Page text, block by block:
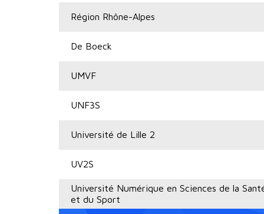
Région Rhône-Alpes
De Boeck
UMVF
UNF3S
Université de Lille 2
UV2S
Université Numérique en Sciences de la
et du Sport